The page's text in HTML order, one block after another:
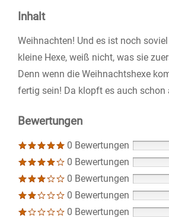
Inhalt
Weihnachten! Und es ist noch
kleine Hexe, weiß nicht, was sie
Denn wenn die Weihnachtshexe
fertig sein! Da klopft es auch schon
Bewertungen
0 Bewertungen
0 Bewertungen
0 Bewertungen
0 Bewertungen
0 Bewertungen